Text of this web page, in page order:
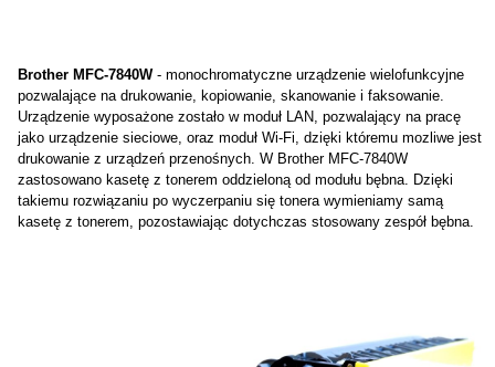
Brother MFC-7840W- monochromatyczne urządzenie wielofunkcyjne
pozwalające na drukowanie, kopiowanie, skanowanie i faksowanie.
Urządzenie wyposażone zostało w moduł LAN, pozwalający na pracę
jako urządzenie sieciowe, oraz moduł Wi-Fi, dzięki któremu mozliwe jest
drukowanie z urządzeń przenośnych. W Brother MFC-7840W
zastosowano kasetę z tonerem oddzieloną od modułu bębna. Dzięki
takiemu rozwiązaniu po wyczerpaniu się tonera wymieniamy samą
kasetę z tonerem, pozostawiając dotychczas stosowany zespół bębna.